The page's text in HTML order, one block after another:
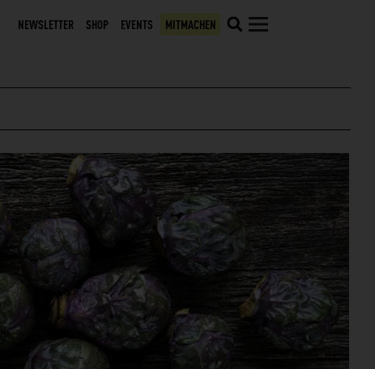
NEWSLETTER SHOP EVENTS MITMACHEN